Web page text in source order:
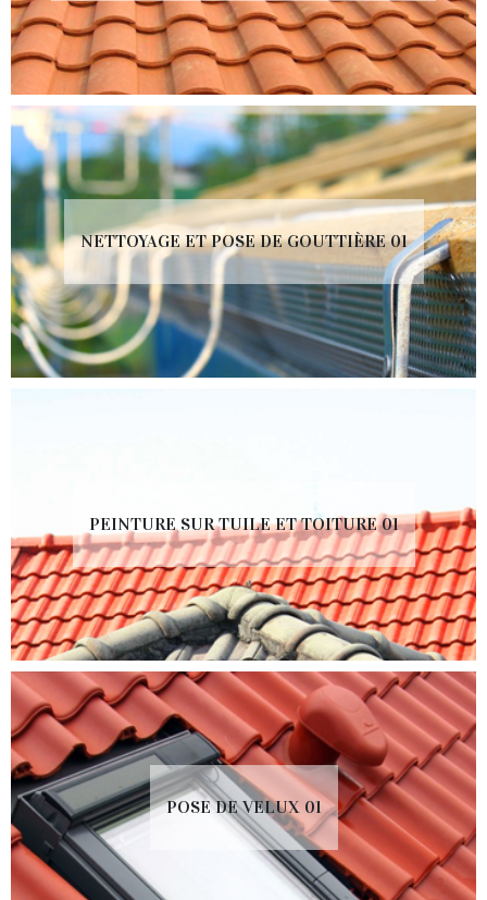
NETTOYAGE ET POSE DE GOUTTIÈRE 01
PEINTURE SUR TUILE ET TOITURE 01
POSE DE VELUX 01